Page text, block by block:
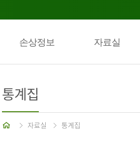
손상정보 자료실
통계집
홈 자료실 통계집